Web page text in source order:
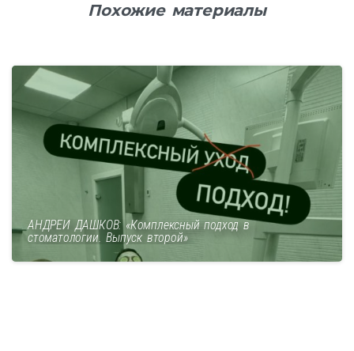
Похожие материалы
АНДРЕЙ ДАШКОВ: «Комплексный подход в
стоматологии. Выпуск второй»